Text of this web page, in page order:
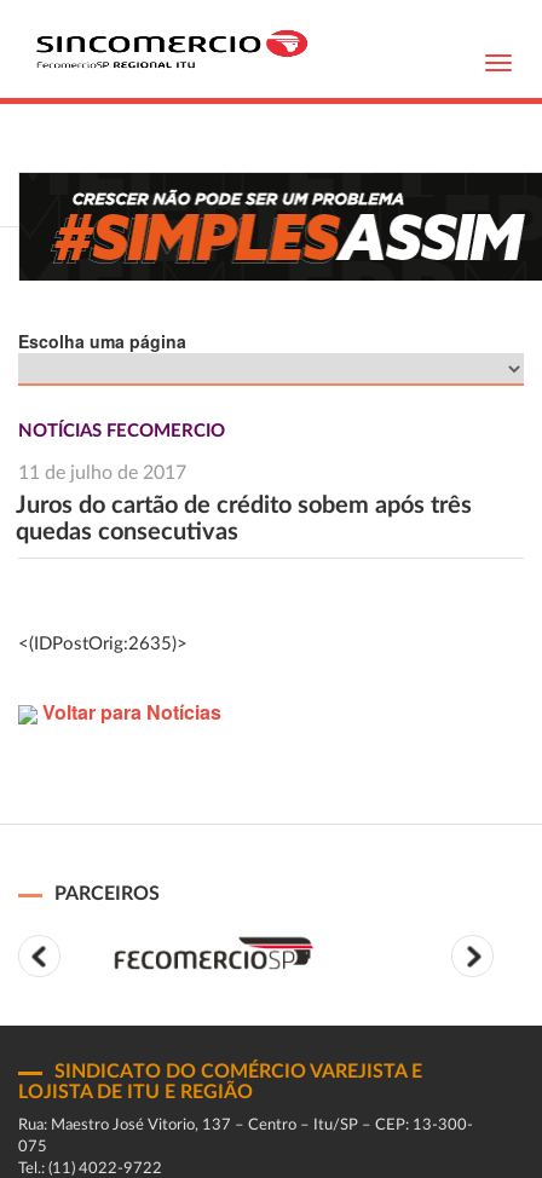
Escolha uma página
NOTÍCIAS FECOMERCIO
11 de julho de 2017
Juros do cartão de crédito sobem após três
quedas consecutivas
<(IDPostOrig:2635)>
Voltar para Notícias
PARCEIROS
SINDICATO DO COMÉRCIO VAREJISTA E
LOJISTA DE ITU E REGIÃO
Rua: Maestro José Vitorio, 137 – Centro – Itu/SP – CEP: 13-300-
075
Tel.: (11) 4022-9722